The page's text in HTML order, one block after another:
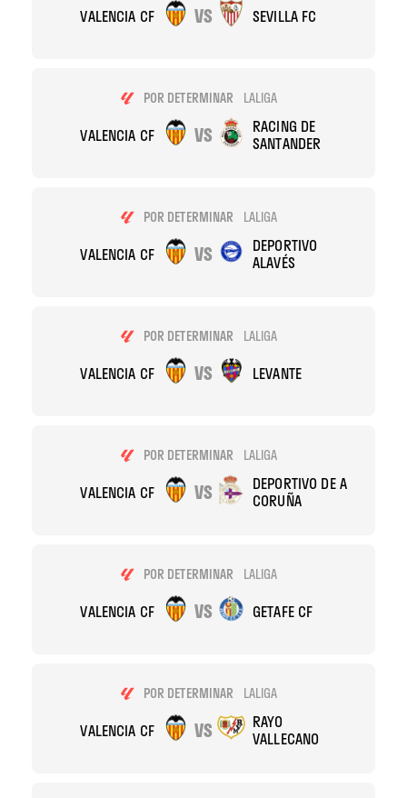
VALENCIA CF VS SEVILLA FC
POR DETERMINAR LALIGA
VALENCIA CF VS RACING DE
SANTANDER
POR DETERMINAR LALIGA
VALENCIA CF VS DEPORTIVO
ALAVÉS
POR DETERMINAR LALIGA
VALENCIA CF VS LEVANTE
POR DETERMINAR LALIGA
VALENCIA CF VS DEPORTIVO DE A
CORUÑA
POR DETERMINAR LALIGA
VALENCIA CF VS GETAFE CF
POR DETERMINAR LALIGA
VALENCIA CF VS RAYO
VALLECANO